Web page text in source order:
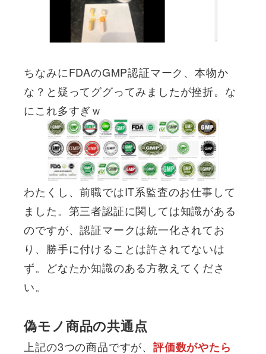
ちなみにFDAのGMP認証マーク、本物か
な？と疑ってググってみましたが挫折。な
にこれ多すぎｗ
わたくし、前職ではIT系監査のお仕事して
ました。第三者認証に関しては知識がある
のですが、認証マークは統一化されてお
り、勝手に付けることは許されてないは
ず。どなたか知識のある方教えてくださ
い。
偽モノ商品の共通点
上記の3つの商品ですが、 評価数がやたら